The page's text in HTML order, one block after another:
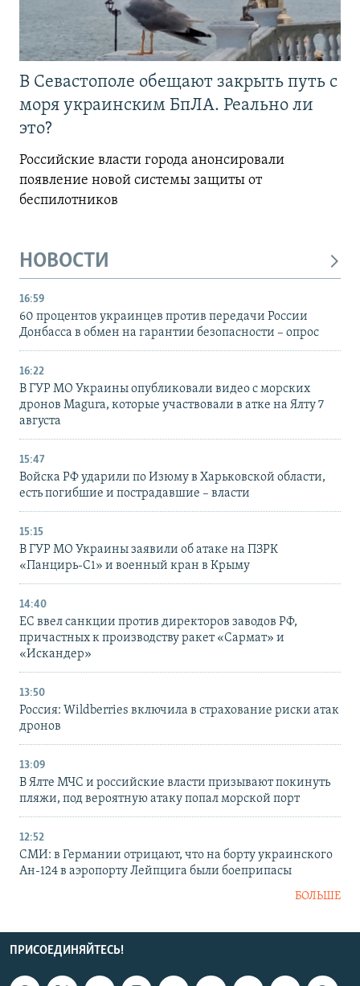
В Севастополе обещают закрыть путь с
моря украинским БпЛА. Реально ли
это?
Российские власти города анонсировали
появление новой системы защиты от
беспилотников
НОВОСТИ
16:59
60 процентов украинцев против передачи России
Донбасса в обмен на гарантии безопасности – опрос
16:22
В ГУР МО Украины опубликовали видео с морских
дронов Magura, которые участвовали в атке на Ялту 7
августа
15:47
Войска РФ ударили по Изюму в Харьковской области,
есть погибшие и пострадавшие – власти
15:15
В ГУР МО Украины заявили об атаке на ПЗРК
«Панцирь-С1» и военный кран в Крыму
14:40
ЕС ввел санкции против директоров заводов РФ,
причастных к производству ракет «Сармат» и
«Искандер»
13:50
Россия: Wildberries включила в страхование риски атак
дронов
13:09
В Ялте МЧС и российские власти призывают покинуть
пляжи, под вероятную атаку попал морской порт
12:52
СМИ: в Германии отрицают, что на борту украинского
Ан-124 в аэропорту Лейпцига были боеприпасы
БОЛЬШЕ
ПРИСОЕДИНЯЙТЕСЬ!